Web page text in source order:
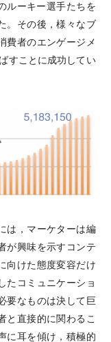
ルーキー選手たちを
。その後，様々なブ
費者のエンゲージメ
すことに成功してい
は，マーケターは編
が興味を示すコンテ
向けた態度変容だけ
たコミュニケーショ
要なものは決して巨
と直接的に関わるこ
に耳を傾け，積極的